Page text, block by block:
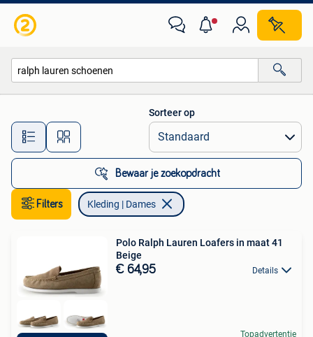
Alle afstanden…
Sorteer op
Bewaar je zoekopdracht
Filters Kleding | Dames
Polo Ralph Lauren Loafers in maat 41
Beige
€ 64,95 Details
Topadvertentie